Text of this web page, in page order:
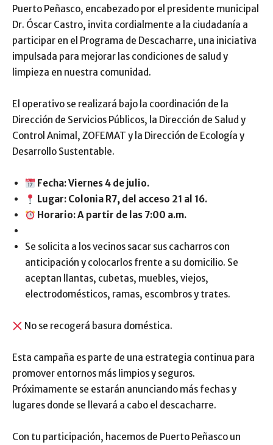
Puerto Peñasco, encabezado por el presidente municipal
Dr. Óscar Castro, invita cordialmente a la ciudadanía a
participar en el Programa de Descacharre, una iniciativa
impulsada para mejorar las condiciones de salud y
limpieza en nuestra comunidad.
El operativo se realizará bajo la coordinación de la
Dirección de Servicios Públicos, la Dirección de Salud y
Control Animal, ZOFEMAT y la Dirección de Ecología y
Desarrollo Sustentable.
Fecha: Viernes 4 de julio.
Lugar: Colonia R7, del acceso 21 al 16.
Horario: A partir de las 7:00 a.m.
Se solicita a los vecinos sacar sus cacharros con
anticipación y colocarlos frente a su domicilio. Se
aceptan llantas, cubetas, muebles, viejos,
electrodomésticos, ramas, escombros y trates.
No se recogerá basura doméstica.
Esta campaña es parte de una estrategia continua para
promover entornos más limpios y seguros.
Próximamente se estarán anunciando más fechas y
lugares donde se llevará a cabo el descacharre.
Con tu participación, hacemos de Puerto Peñasco un